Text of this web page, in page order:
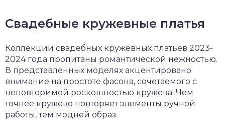
Свадебные кружевные платья
Коллекции свадебных кружевных платьев 2023-
2024 года пропитаны романтической нежностью.
В представленных моделях акцентировано
внимание на простоте фасона, сочетаемого с
неповторимой роскошностью кружева. Чем
точнее кружево повторяет элементы ручной
работы, тем модней образ.